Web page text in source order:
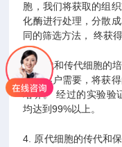
胞，我们将获取的组
化酶进行处理，分散
同的筛选方法， 终获
3. 原代和传代细胞的
根据客户需要，将获
培养。 经过的实验验
均达到99%以上。
4. 原代细胞的传代和